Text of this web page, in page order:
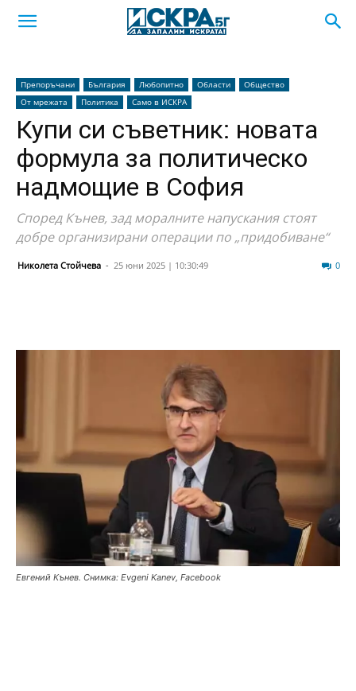
Препоръчани България Любопитно Области
Общество
От мрежата
Политика Само в ИСКРА
Купи си съветник: новата
формула за политическо
надмощие в София
Според Кънев, зад моралните напускания стоят
добре организирани операции по „придобиване“
Николета Стойчева - 25 юни 2025 | 10:30:49 0
Евгений Кънев. Снимка: Evgeni Kanev, Facebook